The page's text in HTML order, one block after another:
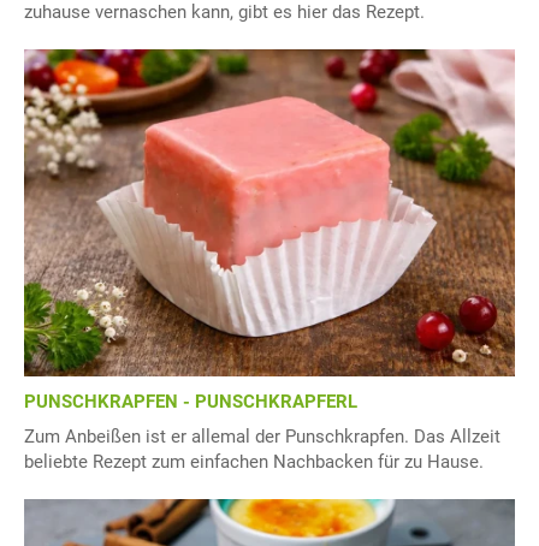
zuhause vernaschen kann, gibt es hier das Rezept.
PUNSCHKRAPFEN - PUNSCHKRAPFERL
Zum Anbeißen ist er allemal der Punschkrapfen. Das Allzeit
beliebte Rezept zum einfachen Nachbacken für zu Hause.